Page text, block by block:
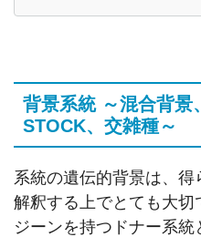
背景系統 ～混合背景
STOCK、交雑種～
系統の遺伝的背景は、得
解釈する上でとても大切
ジーンを持つドナー系